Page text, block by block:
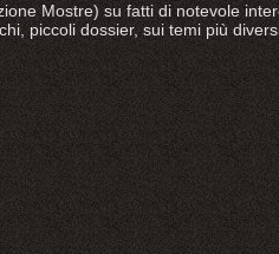
Mostre) su fatti di notevole
piccoli dossier, sui temi più